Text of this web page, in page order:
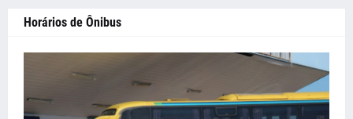
Horários de Ônibus